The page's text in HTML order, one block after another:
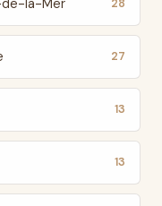
de-la-Mer 28
27
13
13